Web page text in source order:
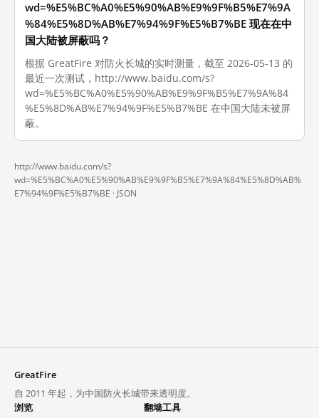
wd=%E5%BC%A0%E5%90%AB%E9%9F%B5%E7%9A
%84%E5%8D%AB%E7%94%9F%E5%B7%BE 现在在中
国大陆被屏蔽吗？
根据 GreatFire 对防火长城的实时测量，截至 2026-05-13 的
最近一次测试，http://www.baidu.com/s?
wd=%E5%BC%A0%E5%90%AB%E9%9F%B5%E7%9A%84
%E5%8D%AB%E7%94%9F%E5%B7%BE 在中国大陆未被屏
蔽。
http://www.baidu.com/s?
wd=%E5%BC%A0%E5%90%AB%E9%9F%B5%E7%9A%84%E5%8D%AB%
E7%94%9F%E5%B7%BE · JSON
GreatFire
自 2011 年起，为中国防火长城带来透明度。
浏览
翻墙工具